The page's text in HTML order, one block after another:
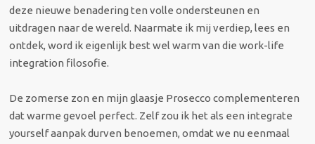
deze nieuwe benadering ten volle ondersteunen en
uitdragen naar de wereld. Naarmate ik mij verdiep, lees en
ontdek, word ik eigenlijk best wel warm van die work-life
integration filosofie.
De zomerse zon en mijn glaasje Prosecco complementeren
dat warme gevoel perfect. Zelf zou ik het als een integrate
yourself aanpak durven benoemen, omdat we nu eenmaal